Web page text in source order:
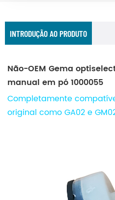
INTRODUÇÃO AO PRODUTO
Não-OEM Gema
manual em pó 1000055
Completamente
original como GA02 e